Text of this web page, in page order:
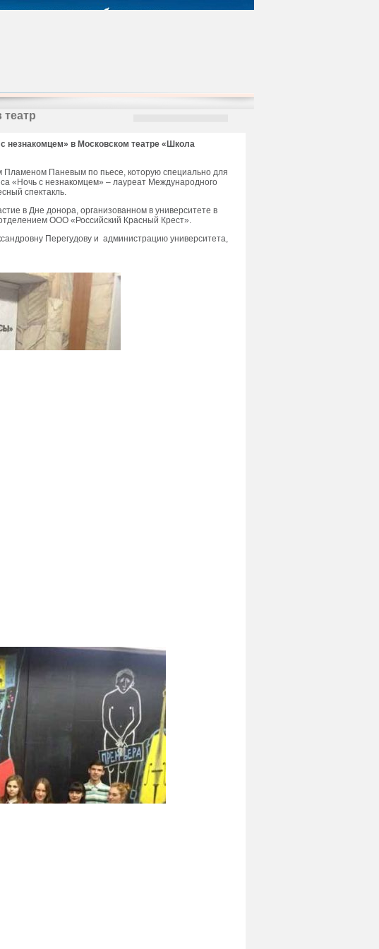
театр
незнакомцем» в Московском театре «Школа
Пламеном Паневым по пьесе, которую специально для
«Ночь с незнакомцем» – лауреат Международного
спектакль.
в Дне донора, организованном в университете в
ООО «Российский Красный Крест».
Перегудову и администрацию университета,